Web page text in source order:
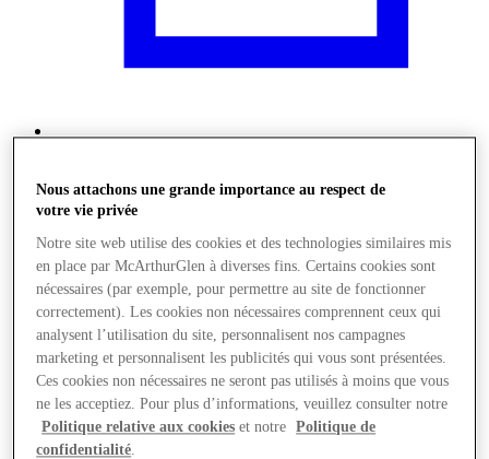
Nous attachons une grande importance au respect de
votre vie privée
Notre site web utilise des cookies et des technologies similaires mis
en place par McArthurGlen à diverses fins. Certains cookies sont
nécessaires (par exemple, pour permettre au site de fonctionner
correctement). Les cookies non nécessaires comprennent ceux qui
analysent l’utilisation du site, personnalisent nos campagnes
marketing et personnalisent les publicités qui vous sont présentées.
Ces cookies non nécessaires ne seront pas utilisés à moins que vous
ne les acceptiez. Pour plus d’informations, veuillez consulter notre
Politique relative aux cookies et notre
Politique de
confidentialité